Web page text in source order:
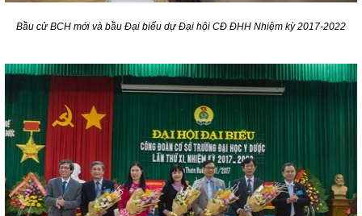
Bầu cử BCH mới và bầu Đại biểu dự Đại hội CĐ ĐHH Nhiệm kỳ 2017-2022